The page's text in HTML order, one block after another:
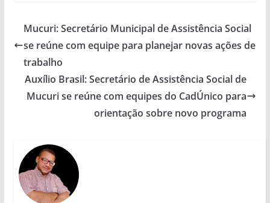
Mucuri: Secretário Municipal de Assistência Social
se reúne com equipe para planejar novas ações de
trabalho
Auxílio Brasil: Secretário de Assistência Social de
Mucuri se reúne com equipes do CadÚnico para
orientação sobre novo programa